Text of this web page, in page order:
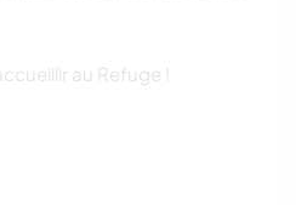
au Refuge !